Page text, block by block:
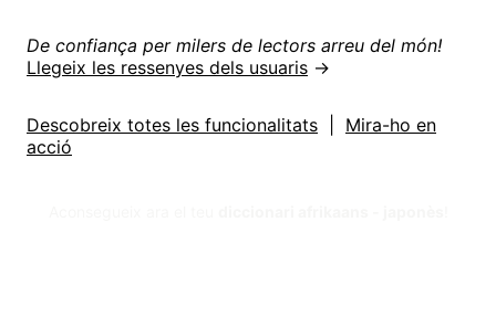
De confiança per milers de lectors arreu del món!
Llegeix les ressenyes dels usuaris →
Descobreix totes les funcionalitats
Mira-ho en
acció